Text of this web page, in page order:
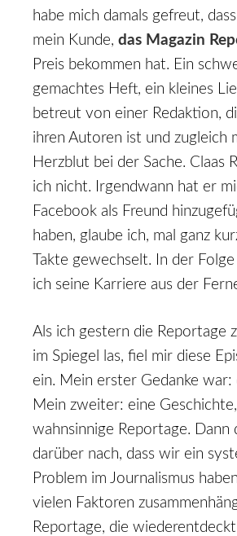
habe mich damals gefreut,
mein Kunde, das Magazin
Preis bekommen hat. Ein
gemachtes Heft, ein kleines
betreut von einer Redaktion,
ihren Autoren ist und zugleich
Herzblut bei der Sache. Claas
ich nicht. Irgendwann hat er
Facebook als Freund
haben, glaube ich, mal ganz
Takte gewechselt. In der
ich seine Karriere aus der
Als ich gestern die Reportage
im Spiegel las, fiel mir diese
ein. Mein erster Gedanke war:
Mein zweiter: eine
wahnsinnige Reportage. Dann
darüber nach, dass wir ein
Problem im Journalismus
vielen Faktoren
Reportage, die